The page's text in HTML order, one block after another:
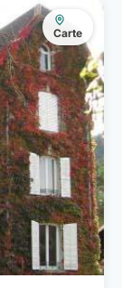
Carte